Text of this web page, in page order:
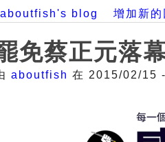
aboutfish's blog 增加新的
免蔡正元落
aboutfish 在 2015/02/15